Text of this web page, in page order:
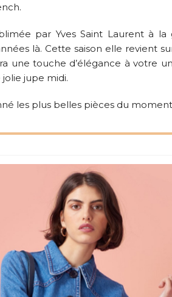
par Yves Saint Laurent à
là. Cette saison elle revient
une touche d’élégance à votre
jupe midi.
les plus belles pièces du